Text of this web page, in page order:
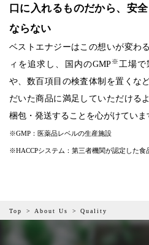
口に入れるものだから、安
ならない
ベストエナジーはこの想いが変わ
ィを追求し、国内のGMP※ 工場で
や、数百項目の検査体制を置くな
だいた商品に満足していただける
梱包・発送することを心がけていま
※GMP：医薬品レベルの生産施設
※HACCPシステム：第三者機関が認定した食
Top About Us Quality